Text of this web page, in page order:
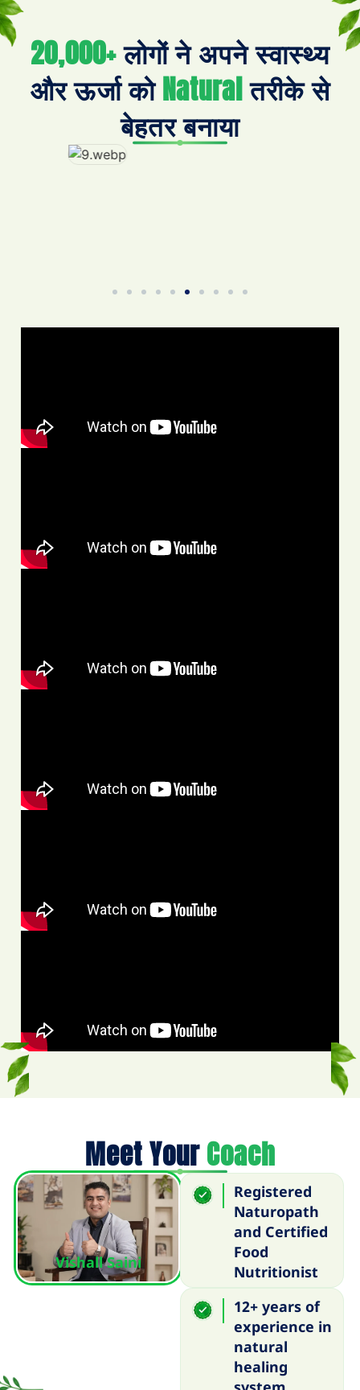
20,000+लोगों ने अपने स्वास्थ्य
और ऊर्जा कोNaturalतरीके से
बेहतर बनाया
Meet YourCoach
Vishall Saini
Registered
Naturopath
and Certified
Food
Nutritionist
12+ years of
experience in
natural
healing